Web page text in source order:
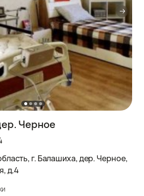
Черное
г. Балашиха, дер. Черное,
д.4